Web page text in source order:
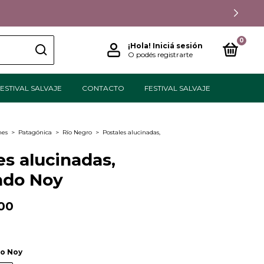
¡Hola! Iniciá sesión
O podés registrarte
0
SALVAJE CONTACTO FESTIVAL SALVAJE
> Patagónica > Río Negro > Postales alucinadas,
alucinadas,
Noy
Noy